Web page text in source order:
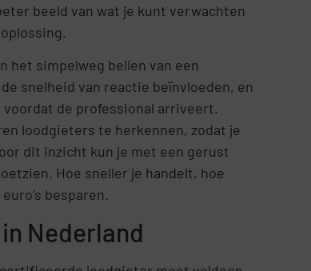
beeld van wat je kunt verwachten
het simpelweg bellen van een
snelheid van reactie beïnvloeden, en
de professional arriveert.
loodgieters te herkennen, zodat je
dit inzicht kun je met een gerust
Hoe sneller je handelt, hoe
besparen.
Nederland